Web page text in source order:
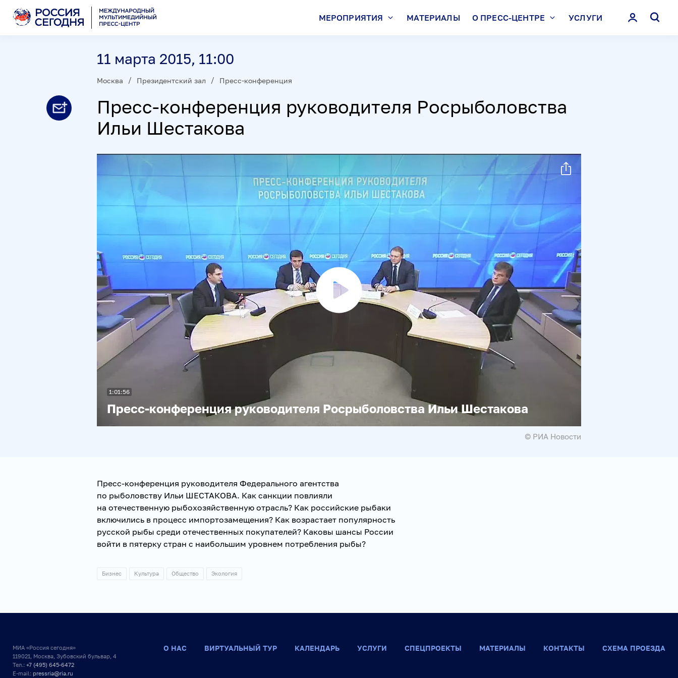
МЕРОПРИЯТИЯ МАТЕРИАЛЫ О ПРЕСС-ЦЕНТРЕ УСЛУГИ
11 марта 2015, 11:00
Москва Президентский зал Пресс-конференция
Пресс-конференция руководителя Росрыболовства
Ильи Шестакова
Пресс-конференция руководителя Росрыболовства Ильи Шестакова
1:01:56
© РИА Новости
Пресс-конференция руководителя Федерального агентства
по рыболовству Ильи ШЕСТАКОВА. Как санкции повлияли
на отечественную рыбохозяйственную отрасль? Как российские рыбаки
включились в процесс импортозамещения? Как возрастает популярность
русской рыбы среди отечественных покупателей? Каковы шансы России
войти в пятерку стран с наибольшим уровнем потребления рыбы?
Бизнес Культура Общество Экология
О НАС ВИРТУАЛЬНЫЙ ТУР КАЛЕНДАРЬ УСЛУГИ СПЕЦПРОЕКТЫ МАТЕРИАЛЫ КОНТАКТЫ СХЕМА ПРОЕЗДА
МИА «Россия сегодня»
119021, Москва, Зубовский бульвар, 4
Тел.: +7 (495) 645-6472
E-mail: pressria@ria.ru